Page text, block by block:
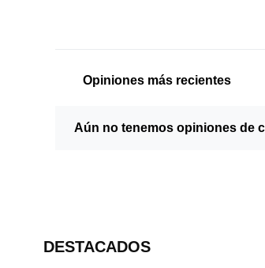
Opiniones más recientes
Aún no tenemos opiniones de
DESTACADOS